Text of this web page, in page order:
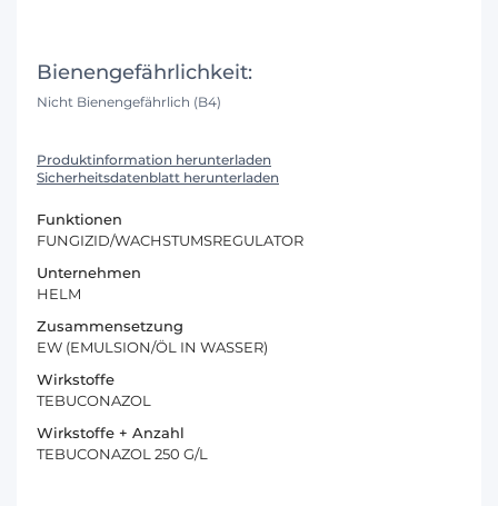
Bienengefährlichkeit:
Nicht Bienengefährlich (B4)
Produktinformation herunterladen
Sicherheitsdatenblatt herunterladen
Funktionen
FUNGIZID/WACHSTUMSREGULATOR
Unternehmen
HELM
Zusammensetzung
EW (EMULSION/ÖL IN WASSER)
Wirkstoffe
TEBUCONAZOL
Wirkstoffe + Anzahl
TEBUCONAZOL 250 G/L